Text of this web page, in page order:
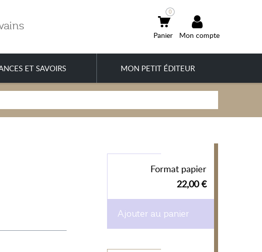
Mon compte
0
ET SAVOIRS MON PETIT ÉDITEUR
Format papier
22,00 €
Ajouter au panier